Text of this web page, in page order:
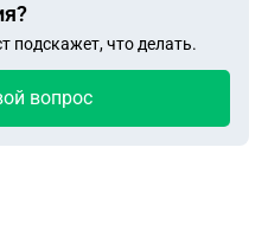
подскажет, что делать.
вопрос